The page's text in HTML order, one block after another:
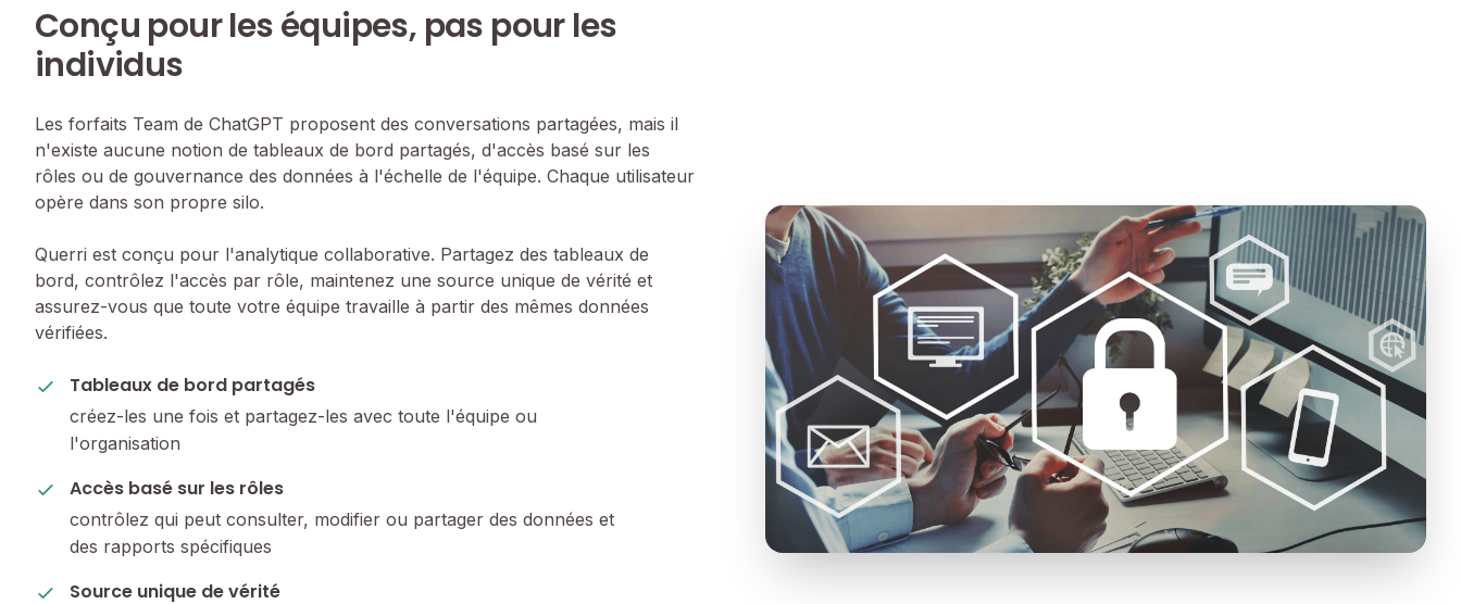
Conçu pour les équipes, pas pour les
individus
Les forfaits Team de ChatGPT proposent des conversations partagées, mais il
n'existe aucune notion de tableaux de bord partagés, d'accès basé sur les
rôles ou de gouvernance des données à l'échelle de l'équipe. Chaque utilisateur
opère dans son propre silo.
Querri est conçu pour l'analytique collaborative. Partagez des tableaux de
bord, contrôlez l'accès par rôle, maintenez une source unique de vérité et
assurez-vous que toute votre équipe travaille à partir des mêmes données
vérifiées.
Tableaux de bord partagés
créez-les une fois et partagez-les avec toute l'équipe ou
l'organisation
Accès basé sur les rôles
contrôlez qui peut consulter, modifier ou partager des données et
des rapports spécifiques
Source unique de vérité